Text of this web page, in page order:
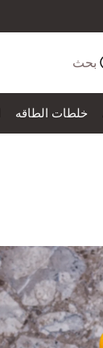
بحث
خلطات الطاقه